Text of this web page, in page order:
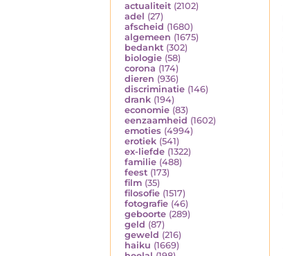
actualiteit (2102)
adel (27)
afscheid (1680)
algemeen (1675)
bedankt (302)
biologie (58)
corona (174)
dieren (936)
discriminatie (146)
drank (194)
economie (83)
eenzaamheid (1602)
emoties (4994)
erotiek (541)
ex-liefde (1322)
familie (488)
feest (173)
film (35)
filosofie (1517)
fotografie (46)
geboorte (289)
geld (87)
geweld (216)
haiku (1669)